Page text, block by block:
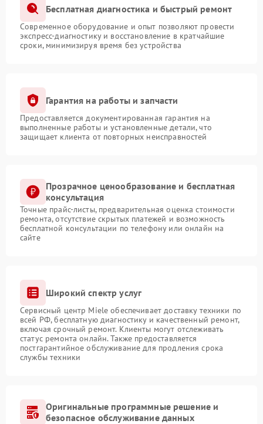
Бесплатная диагностика и быстрый ремонт
Современное оборудование и опыт позволяют провести
экспресс-диагностику и восстановление в кратчайшие
сроки, минимизируя время без устройства
Гарантия на работы и запчасти
Предоставляется документированная гарантия на
выполненные работы и установленные детали, что
защищает клиента от повторных неисправностей
Прозрачное ценообразование и бесплатная
консультация
Точные прайс-листы, предварительная оценка стоимости
ремонта, отсутствие скрытых платежей и возможность
бесплатной консультации по телефону или онлайн на
сайте
Широкий спектр услуг
Сервисный центр Miele обеспечивает доставку техники по
всей РФ, бесплатную диагностику и качественный ремонт,
включая срочный ремонт. Клиенты могут отслеживать
статус ремонта онлайн. Также предоставляется
постгарантийное обслуживание для продления срока
службы техники
Оригинальные программные решение и
безопасное обслуживание данных